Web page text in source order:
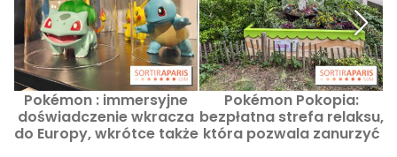
Pokémon : immersyjne
doświadczenie wkracza
do Europy, wkrótce także
Pokémon Pokopia:
bezpłatna strefa relaksu,
która pozwala zanurzyć